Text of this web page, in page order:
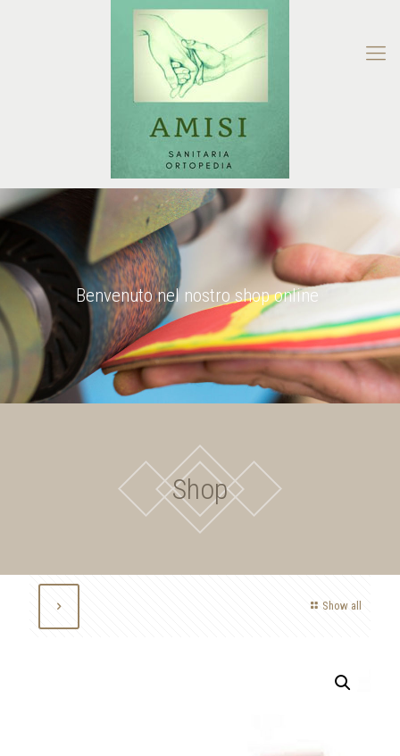
Benvenuto nel nostro shop online
Shop
Show all